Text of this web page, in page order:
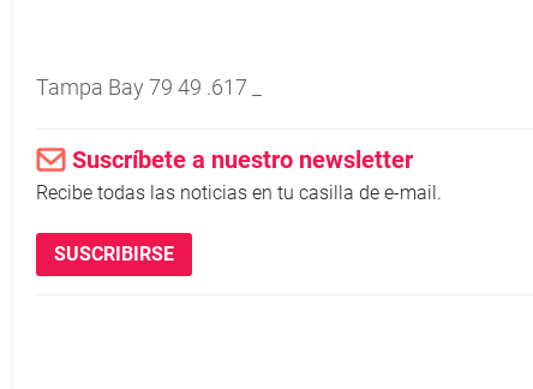
Tampa Bay 79 49 .617 _
Suscríbete a nuestro newsletter
Recibe todas las noticias en tu casilla de e-mail.
SUSCRIBIRSE